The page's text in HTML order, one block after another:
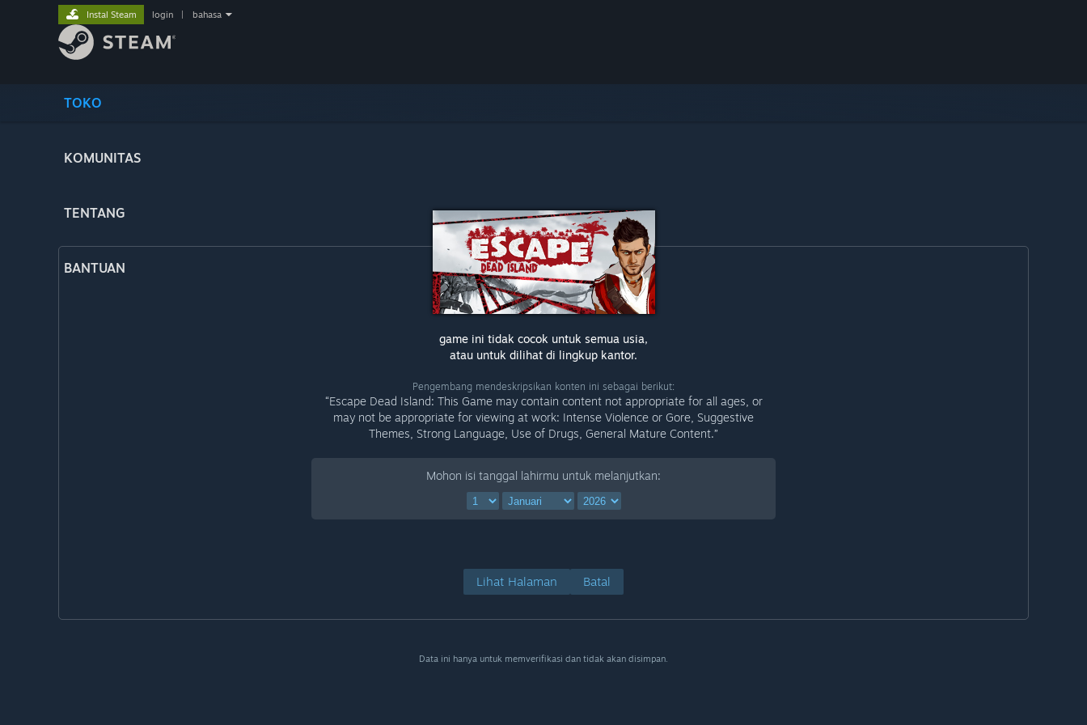
TOKO
KOMUNITAS
TENTANG
BANTUAN
Instal Steam login bahasa
game ini tidak cocok untuk semua usia,
atau untuk dilihat di lingkup kantor.
Pengembang mendeskripsikan konten ini sebagai berikut:
“Escape Dead Island: This Game may contain content not appropriate for all ages, or
may not be appropriate for viewing at work: Intense Violence or Gore, Suggestive
Themes, Strong Language, Use of Drugs, General Mature Content.”
Mohon isi tanggal lahirmu untuk melanjutkan:
Lihat Halaman Batal
Data ini hanya untuk memverifikasi dan tidak akan disimpan.